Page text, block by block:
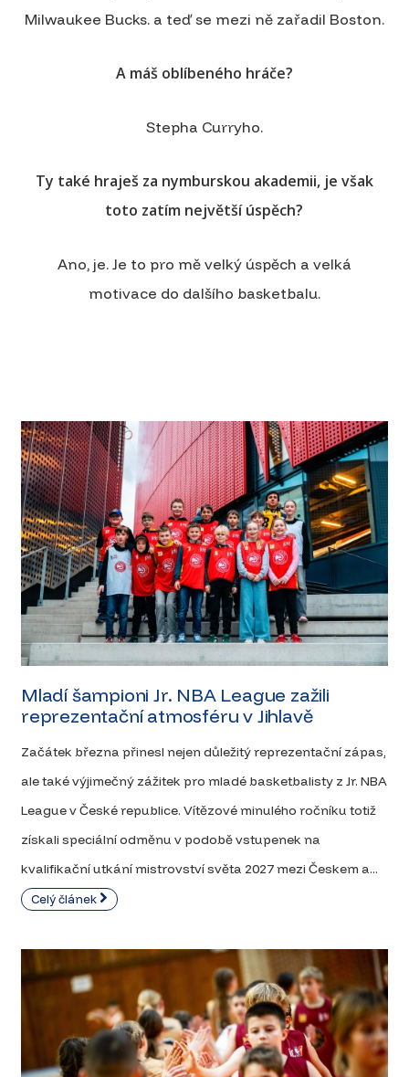
Milwaukee Bucks. a teď se mezi ně zařadil Boston.
A máš oblíbeného hráče?
Stepha Curryho.
Ty také hraješ za nymburskou akademii, je však
toto zatím největší úspěch?
Ano, je. Je to pro mě velký úspěch a velká
motivace do dalšího basketbalu.
Mladí šampioni Jr. NBA League zažili
reprezentační atmosféru v Jihlavě
Začátek března přinesl nejen důležitý reprezentační zápas,
ale také výjimečný zážitek pro mladé basketbalisty z Jr. NBA
League v České republice. Vítězové minulého ročníku totiž
získali speciální odměnu v podobě vstupenek na
kvalifikační utkání mistrovství světa 2027 mezi Českem a...
Celý článek